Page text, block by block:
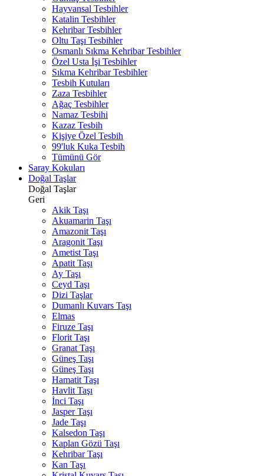
Hayvansal Tesbihler
Katalin Tesbihler
Kehribar Tesbihler
Oltu Taşı Tesbihler
Osmanlı Sıkma Kehribar Tesbihler
Özel Usta İşi Tesbihler
Sıkma Kehribar Tesbihler
Tesbih Kutuları
Zaza Tesbihler
Ağaç Tesbihler
Namaz Tesbihi
Kazaz Tesbih
Kişiye Özel Tesbih
99'luk Kuka Tesbih
Tümünü Gör
Saray Kokuları
Doğal Taşlar
Doğal Taşlar
Geri
Akik Taşı
Akuamarin Taşı
Amazonit Taşı
Aragonit Taşı
Ametist Taşı
Apatit Taşı
Ay Taşı
Ceyd Taşı
Dizi Taşlar
Dumanlı Kuvars Taşı
Elmas
Firuze Taşı
Florit Taşı
Granat Taşı
Güneş Taşı
Güneş Taşı
Hamatit Taşı
Havlit Taşı
İnci Taşı
Jasper Taşı
Jade Taşı
Kalsedon Taşı
Kaplan Gözü Taşı
Kehribar Taşı
Kan Taşı